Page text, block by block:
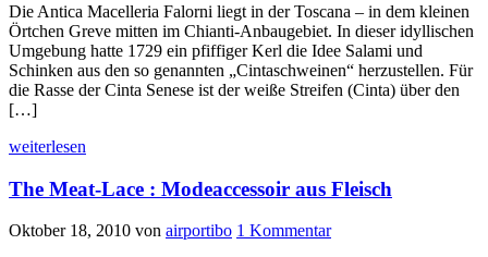
Die Antica Macelleria Falorni liegt in der Toscana – in dem kleinen
Örtchen Greve mitten im Chianti-Anbaugebiet. In dieser idyllischen
Umgebung hatte 1729 ein pfiffiger Kerl die Idee Salami und
Schinken aus den so genannten „Cintaschweinen“ herzustellen. Für
die Rasse der Cinta Senese ist der weiße Streifen (Cinta) über den
[…]
weiterlesen
The Meat-Lace : Modeaccessoir aus Fleisch
Oktober 18, 2010 von airportibo 1 Kommentar